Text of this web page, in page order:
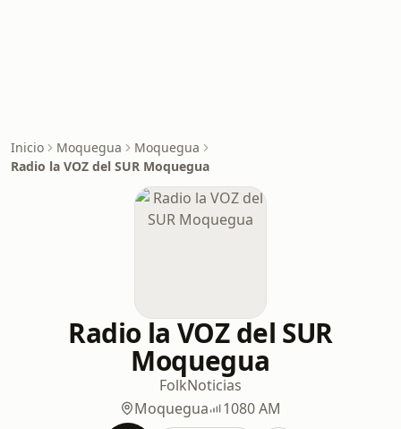
Inicio Moquegua
Moquegua
Radio la VOZ del SUR Moquegua
Radio la VOZ del SUR
Moquegua
FolkNoticias
Moquegua
1080 AM